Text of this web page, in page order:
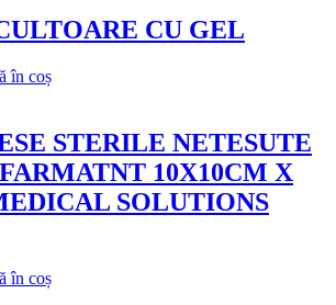
CU GEL
în coș
STERILE NETESUTE
10X10CM X
SOLUTIONS
în coș